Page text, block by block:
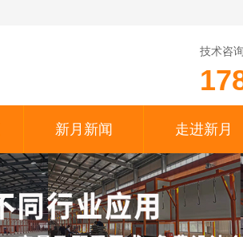
技术咨
新月新闻 走进新月